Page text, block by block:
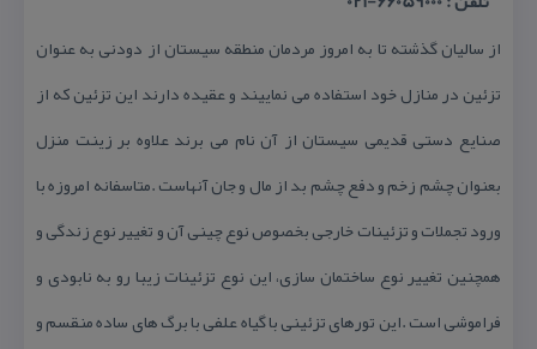
از سالیان گذشته تا به امروز مردمان منطقه سیستان از دودنی به عنوان
تزئین در منازل خود استفاده می نماییند و عقیده دارند این تزئین كه از
صنایع دستی قدیمی سیستان از آن نام می برند علاوه بر زینت منزل
بعنوان چشم زخم و دفع چشم بد از مال و جان آنهاست .متاسفانه امروزه با
ورود تجملات و تزئینات خارجی بخصوص نوع چینی آن و تغییر نوع زندگی و
همچنین تغییر نوع ساختمان سازی، این نوع تزئینات زیبا رو به نابودی و
فراموشی است .این تورهای تزئینی با گیاه علفی با برگ های ساده منقسم و